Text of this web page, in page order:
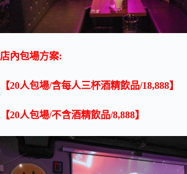
店內包場方案:
【20人包場/含每人三杯酒精飲品/18,888】
【20人包場/不含酒精飲品/8,888】